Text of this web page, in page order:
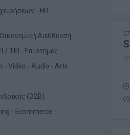
- HR -
Διεύθυνση
/ ΤΕΙ - Επιστήμες
- Video - Audio - Arts
(B2B)
- Ecommerce -